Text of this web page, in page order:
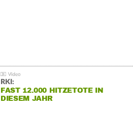
RKI:
FAST 12.000 HITZETOTE IN
DIESEM JAHR